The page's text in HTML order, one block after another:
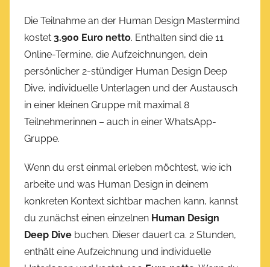
Die Teilnahme an der Human Design Mastermind
kostet 3.900 Euro netto. Enthalten sind die 11
Online-Termine, die Aufzeichnungen, dein
persönlicher 2-stündiger Human Design Deep
Dive, individuelle Unterlagen und der Austausch
in einer kleinen Gruppe mit maximal 8
Teilnehmerinnen – auch in einer WhatsApp-
Gruppe.
Wenn du erst einmal erleben möchtest, wie ich
arbeite und was Human Design in deinem
konkreten Kontext sichtbar machen kann, kannst
du zunächst einen einzelnen Human Design
Deep Dive buchen. Dieser dauert ca. 2 Stunden,
enthält eine Aufzeichnung und individuelle